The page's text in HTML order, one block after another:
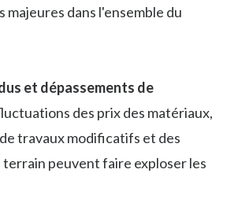
majeures dans l'ensemble du
et dépassements de
des prix des matériaux,
travaux modificatifs et des
terrain peuvent faire exploser les